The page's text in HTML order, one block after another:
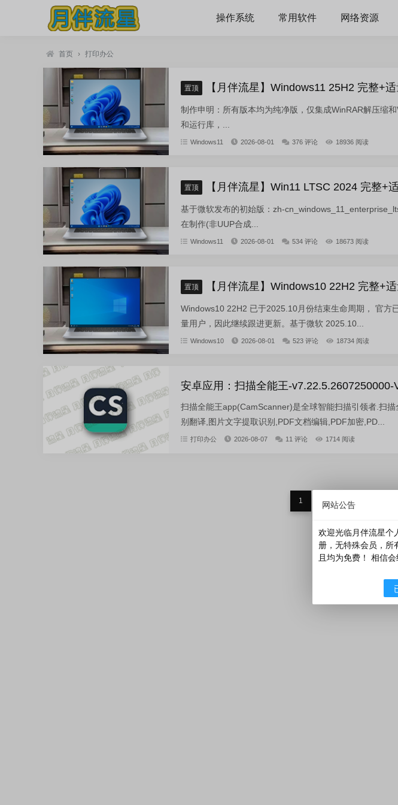
操作系统 常用软件 网络资源
首页 › 打印办公
置顶 【月伴流星】Windows11 25H2 完整+
制作申明：所有版本均为纯净版，仅集成WinRAR解压缩
和运行库，...
Windows11 2026-08-01 376 评论 18936 阅读
置顶 【月伴流星】Win11 LTSC 2024 完整+
基于微软发布的初始版：zh-
在制作(非UUP合成...
Windows11 2026-08-01 534 评论 18673 阅读
置顶 【月伴流星】Windows10 22H2 完整+
Windows10 22H2 已于2025.10月份结束生命周期， 官方
量用户，因此继续跟进更新。基于微软 2025.10...
Windows10 2026-08-01 523 评论 18734 阅读
安卓应用：扫描全能王-v7.22.5.2607250000-
扫描全能王app(CamScanner)是全球智能扫描引领者.扫
别翻译,图片文字提取识别,PDF文档编辑,PDF加密,PD...
打印办公 2026-08-07 11 评论 1714 阅读
1 网站公告
欢迎光临月伴流星个
册，无特殊会员，所
且均为免费！ 相信